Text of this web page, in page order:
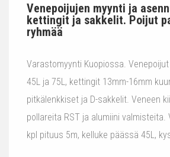
Venepoijujen myynti ja
kettingit ja sakkelit. Poijut
ryhmää
Varastomyynti Kuopiossa.
45L ja 75L, kettingit 13mm-16mm
pitkälenkkiset ja D-sakkelit. Veneen
pollareita RST ja alumiini valmisteita.
kpl pituus 5m, kelluke päässä 45L,